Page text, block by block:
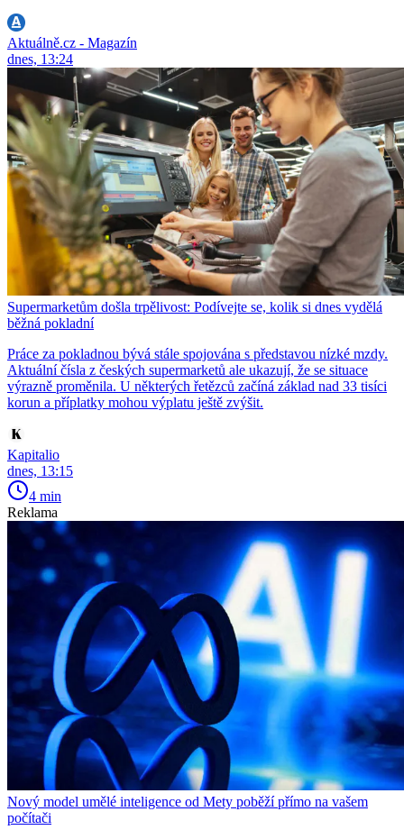
Aktuálně.cz - Magazín
dnes, 13:24
Supermarketům došla trpělivost: Podívejte se, kolik si dnes vydělá
běžná pokladní
Práce za pokladnou bývá stále spojována s představou nízké mzdy.
Aktuální čísla z českých supermarketů ale ukazují, že se situace
výrazně proměnila. U některých řetězců začíná základ nad 33 tisíci
korun a příplatky mohou výplatu ještě zvýšit.
Kapitalio
dnes, 13:15
4 min
Reklama
Nový model umělé inteligence od Mety poběží přímo na vašem
počítači